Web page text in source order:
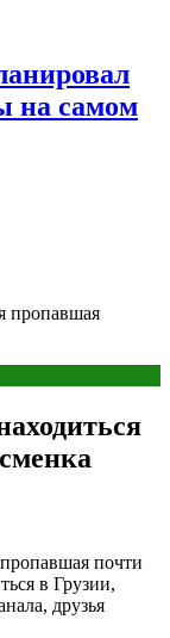
на самом
пропавшая
почти
в Грузии,
друзья